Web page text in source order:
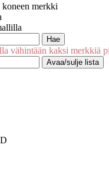
koneen merkki
Hae
vähintään kaksi merkkiä
Avaa/sulje lista